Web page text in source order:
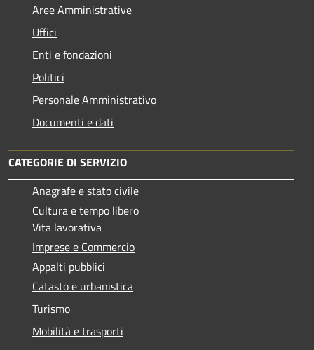
Aree Amministrative
Uffici
Enti e fondazioni
Politici
Personale Amministrativo
Documenti e dati
CATEGORIE DI SERVIZIO
Anagrafe e stato civile
Cultura e tempo libero
Vita lavorativa
Imprese e Commercio
Appalti pubblici
Catasto e urbanistica
Turismo
Mobilità e trasporti